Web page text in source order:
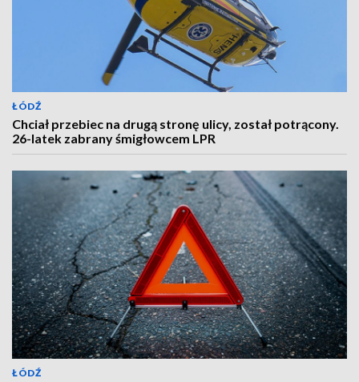
ŁÓDŹ
Chciał przebiec na drugą stronę ulicy, został potrącony.
26-latek zabrany śmigłowcem LPR
ŁÓDŹ